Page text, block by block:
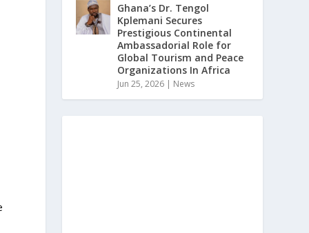
Ghana’s Dr. Tengol
Kplemani Secures
Prestigious Continental
Ambassadorial Role for
Global Tourism and Peace
Organizations In Africa
Jun 25, 2026 | News